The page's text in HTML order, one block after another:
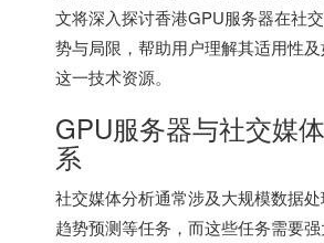
文将深入探讨香港GPU服务器在社
势与局限，帮助用户理解其适用性
这一技术资源。
GPU服务器与社交媒
系
社交媒体分析通常涉及大规模数据处
趋势预测等任务，而这些任务需要强